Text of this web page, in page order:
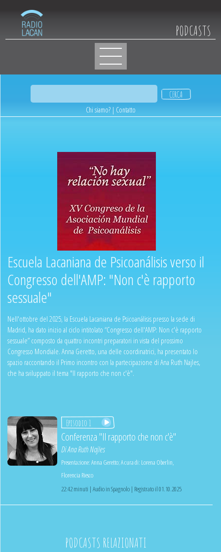
PODCASTS
Chi siamo? | Contatto
Escuela Lacaniana de Psicoanálisis verso il
Congresso dell'AMP: "Non c'è rapporto
sessuale"
Nell'ottobre del 2025, la Escuela Lacaniana de Psicoanálisis presso la sede di
Madrid, ha dato inizio al ciclo intitolato “Congresso dell'AMP: Non c'è rapporto
sessuale” composto da quattro incontri preparatori in vista del prossimo
Congresso Mondiale. Anna Geretto, una delle coordinatrici, ha presentato lo
spazio raccontando il Primo incontro con la partecipazione di Ana Ruth Najles,
che ha sviluppato il tema "Il rapporto che non c'è".
Episodio 1
Conferenza "Il rapporto che non c'è"
DiAna Ruth Najles
Presentazione:Anna Geretto;A cura di: Lorena Oberlin
Florencia Riesco
22:42 minuti | Audio in Spagnolo | Registrato il 01.10.2025
PODCASTS RELAZIONATI